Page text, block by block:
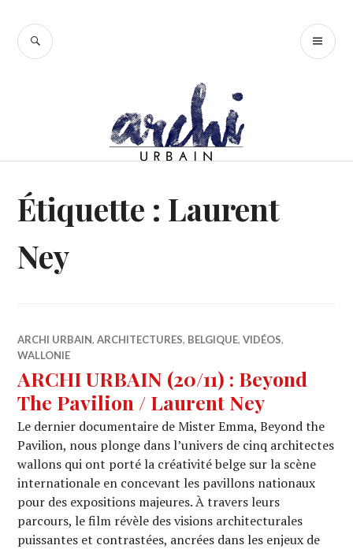
contenu
RECHERCHE
Étiquette : Laurent
Ney
ARCHI URBAIN,ARCHITECTURES, BELGIQUE,VIDÉOS,
WALLONIE
ARCHI URBAIN (20/11) : Beyond
The Pavilion / Laurent Ney
Le dernier documentaire de Mister Emma, Beyond the
Pavilion, nous plonge dans l’univers de cinq architectes
wallons qui ont porté la créativité belge sur la scène
internationale en concevant les pavillons nationaux
pour des expositions majeures. À travers leurs
parcours, le film révèle des visions architecturales
puissantes et contrastées, ancrées dans les enjeux de